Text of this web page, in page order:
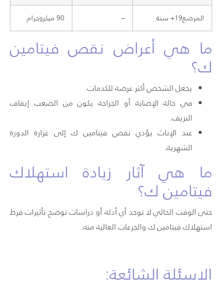
المرضع19+ سنة – 90 ميكروجرام
ما هي أعراض نقص فيتامين
ك؟
يجعل الشخص أكثر عرضة للكدمات.
في حالة الإصابة أو الجراحة يكون من الصعب إيقاف
النزيف.
عند الإناث يؤدي نقص فيتامين ك إلى غزارة الدورة
الشهرية.
ما هي آثار زيادة استهلاك
فيتامين ك؟
حتى الوقت الحالي لا توجد أي أدلة أو دراسات توضح تأثيرات فرط
استهلاك فيتامين ك والجرعات العالية منه.
الاسئلة الشائعة: